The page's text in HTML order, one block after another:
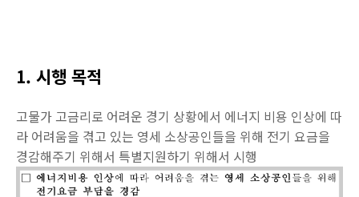
1. 시행 목적
고물가 고금리로 어려운 경기 상황에서 에너지 비용 인상에 따
라 어려움을 겪고 있는 영세 소상공인들을 위해 전기 요금을
경감해주기 위해서 특별지원하기 위해서 시행